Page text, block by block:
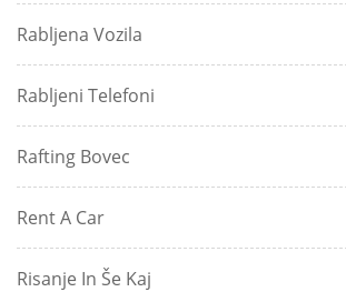
Rabljena Vozila
Rabljeni Telefoni
Rafting Bovec
Rent A Car
Risanje In Še Kaj